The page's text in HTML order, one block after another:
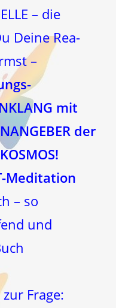
– die
Deine Rea-
–
mit
der
Meditation
– so
und
Frage: